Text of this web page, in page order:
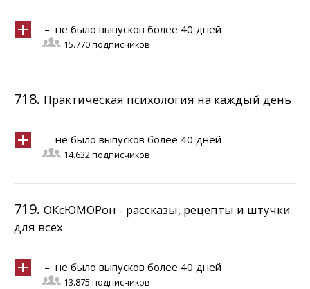
– не было выпусков более 40 дней
15.770 подписчиков
718. Практическая психология на каждый день
– не было выпусков более 40 дней
14.632 подписчиков
719. ОКсЮМОРон - рассказы, рецепты и штучки
для всех
– не было выпусков более 40 дней
13.875 подписчиков